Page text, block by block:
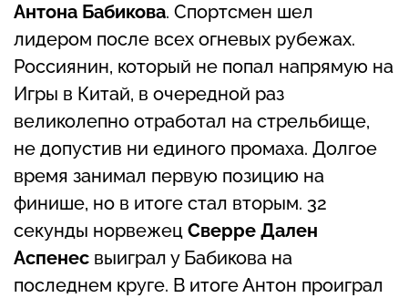
Антона Бабикова. Спортсмен шел
лидером после всех огневых рубежах.
Россиянин, который не попал напрямую на
Игры в Китай, в очередной раз
великолепно отработал на стрельбище,
не допустив ни единого промаха. Долгое
время занимал первую позицию на
финише, но в итоге стал вторым. 32
секунды норвежец Сверре Дален
Аспенес выиграл у Бабикова на
последнем круге. В итоге Антон проиграл